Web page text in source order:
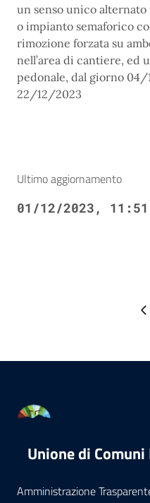
un senso unico
o impianto semaforico
rimozione forzata su
nell’area di cantiere, ed
pedonale, dal giorno
22/12/2023
Ultimo aggiornamento
01/12/2023, 11:51
Pagina
Unione di
Amministrazione